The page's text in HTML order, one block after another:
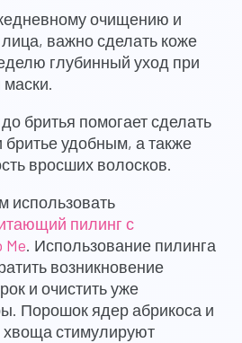
очищению и
важно сделать коже
глубинный уход при
бритья помогает сделать
бритье удобным, а также
вросших волосков.
использовать
пилинг с
. Использование пилинга
возникновение
и очистить уже
Порошок ядер абрикоса и
хвоща стимулируют